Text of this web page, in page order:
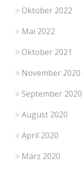
Oktober 2022
Mai 2022
Oktober 2021
November 2020
September 2020
August 2020
April 2020
März 2020